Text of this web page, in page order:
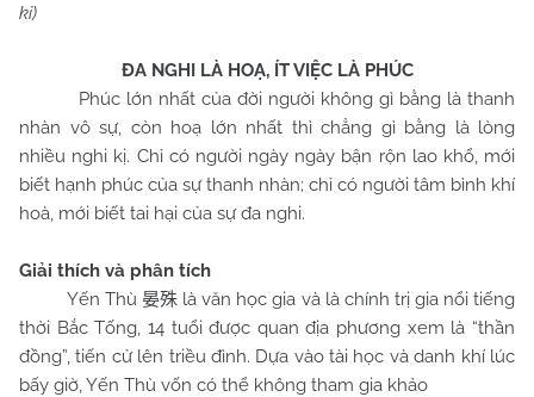
kỉ)
ĐA NGHI LÀ HOẠ, ÍT VIỆC LÀ PHÚC
Phúc lớn nhất của đời người không gì bằng là thanh
nhàn vô sự, còn hoạ lớn nhất thì chẳng gì bằng là lòng
nhiều nghi kị. Chỉ có người ngày ngày bận rộn lao khổ, mới
biết hạnh phúc của sự thanh nhàn; chỉ có người tâm bình khí
hoà, mới biết tai hại của sự đa nghi.
Giải thích và phân tích
Yến Thù 晏殊 là văn học gia và là chính trị gia nổi tiếng
thời Bắc Tống, 14 tuổi được quan địa phương xem là “thần
đồng”, tiến cử lên triều đình. Dựa vào tài học và danh khí lúc
bấy giờ, Yến Thù vốn có thể không tham gia khảo